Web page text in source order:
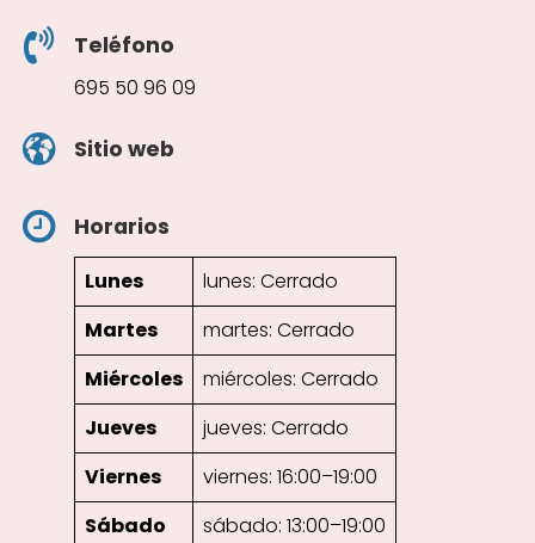
Teléfono
695 50 96 09
Sitio web
Horarios
Lunes
lunes: Cerrado
Martes
martes: Cerrado
Miércoles
miércoles: Cerrado
Jueves
jueves: Cerrado
Viernes
viernes: 16:00–19:00
Sábado
sábado: 13:00–19:00